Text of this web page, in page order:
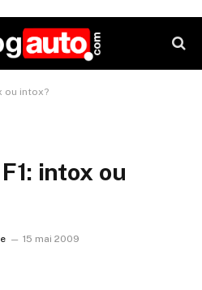
ou intox?
intox ou
15 mai 2009